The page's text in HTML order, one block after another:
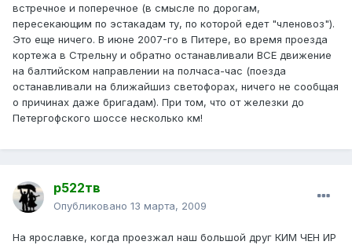
встречное и поперечное (в смысле по дорогам,
пересекающим по эстакадам ту, по которой едет "членовоз").
Это еще ничего. В июне 2007-го в Питере, во время проезда
кортежа в Стрельну и обратно останавливали ВСЕ движение
на балтийском направлении на полчаса-час (поезда
останавливали на ближайшиз светофорах, ничего не сообщая
о причинах даже бригадам). При том, что от железки до
Петергофского шоссе несколько км!
р522тв
Опубликовано 13 марта, 2009
На ярославке, когда проезжал наш большой друг КИМ ЧЕН ИР